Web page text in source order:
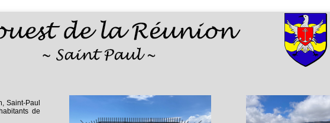
Saint-Paul
de